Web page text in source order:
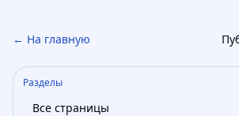
← На главную
Разделы
Все страницы